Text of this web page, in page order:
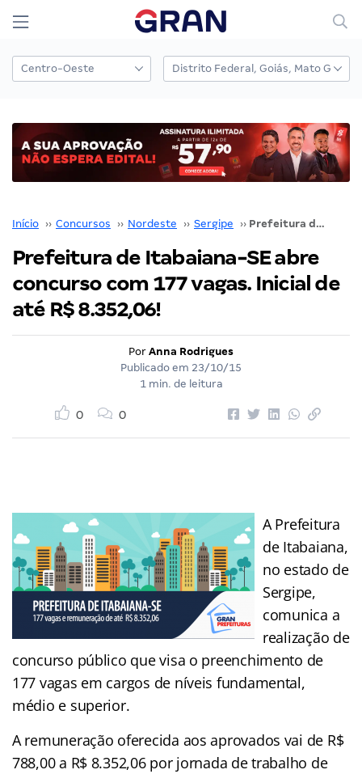
Início ›› Concursos ›› Nordeste ›› Sergipe ›› Prefeitura de Itabaiana-SE abre concurso com 177 vagas. Inicial de até R$ 8.352,06!
Prefeitura de Itabaiana-SE abre
concurso com 177 vagas. Inicial de
até R$ 8.352,06!
Por Anna Rodrigues
Publicado em 23/10/15
1 min. de leitura
0 0
A Prefeitura
de Itabaiana,
no estado de
Sergipe,
comunica a
realização de
concurso público que visa o preenchimento de
177 vagas em cargos de níveis fundamental,
médio e superior.
A remuneração oferecida aos aprovados vai de R$
788,00 a R$ 8.352,06 por jornada de trabalho de